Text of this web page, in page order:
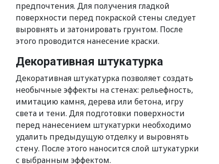
предпочтения. Для получения гладкой
поверхности перед покраской стены следует
выровнять и затонировать грунтом. После
этого проводится нанесение краски.
Декоративная штукатурка
Декоративная штукатурка позволяет создать
необычные эффекты на стенах: рельефность,
имитацию камня, дерева или бетона, игру
света и тени. Для подготовки поверхности
перед нанесением штукатурки необходимо
удалить предыдущую отделку и выровнять
стену. После этого наносится слой штукатурки
с выбранным эффектом.